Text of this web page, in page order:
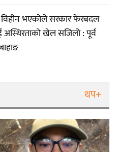
विहीन भएकोले सरकार फेरबदल
खेल सजिलो : पूर्व
थप+